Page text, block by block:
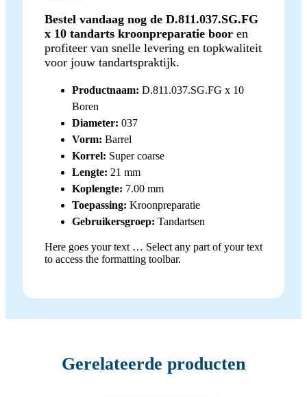
Bestel vandaag nog de D.811.037.SG.FG
x 10 tandarts kroonpreparatie boor en
profiteer van snelle levering en topkwaliteit
voor jouw tandartspraktijk.
Productnaam: D.811.037.SG.FG x 10
Boren
Diameter: 037
Vorm: Barrel
Korrel: Super coarse
Lengte: 21 mm
Koplengte: 7.00 mm
Toepassing: Kroonpreparatie
Gebruikersgroep: Tandartsen
Here goes your text … Select any part of your text
to access the formatting toolbar.
Gerelateerde producten